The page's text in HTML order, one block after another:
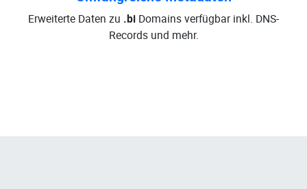
Erweiterte Daten zu .bi Domains verfügbar inkl. DNS-
Records und mehr.